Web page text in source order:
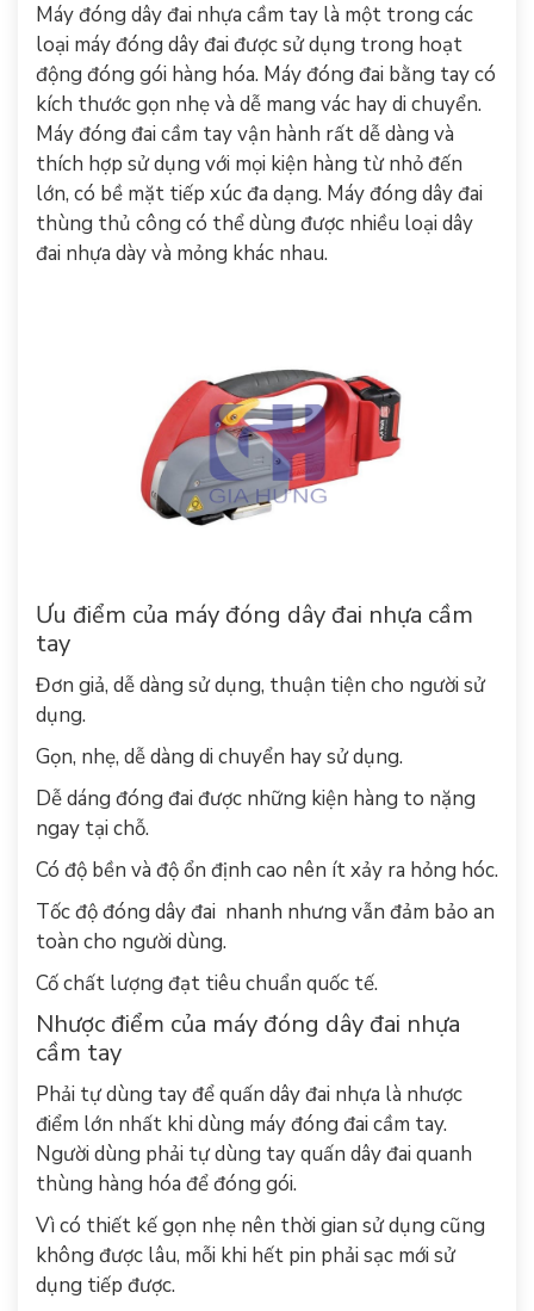
Máy đóng dây đai nhựa cầm tay là một trong các
loại máy đóng dây đai được sử dụng trong hoạt
động đóng gói hàng hóa. Máy đóng đai bằng tay có
kích thước gọn nhẹ và dễ mang vác hay di chuyển.
Máy đóng đai cầm tay vận hành rất dễ dàng và
thích hợp sử dụng với mọi kiện hàng từ nhỏ đến
lớn, có bề mặt tiếp xúc đa dạng. Máy đóng dây đai
thùng thủ công có thể dùng được nhiều loại dây
đai nhựa dày và mỏng khác nhau.
Ưu điểm của máy đóng dây đai nhựa cầm
tay
Đơn giả, dễ dàng sử dụng, thuận tiện cho người sử
dụng.
Gọn, nhẹ, dễ dàng di chuyển hay sử dụng.
Dễ dáng đóng đai được những kiện hàng to nặng
ngay tại chỗ.
Có độ bền và độ ổn định cao nên ít xảy ra hỏng hóc.
Tốc độ đóng dây đai nhanh nhưng vẫn đảm bảo an
toàn cho người dùng.
Cố chất lượng đạt tiêu chuẩn quốc tế.
Nhược điểm của máy đóng dây đai nhựa
cầm tay
Phải tự dùng tay để quấn dây đai nhựa là nhược
điểm lớn nhất khi dùng máy đóng đai cầm tay.
Người dùng phải tự dùng tay quấn dây đai quanh
thùng hàng hóa để đóng gói.
Vì có thiết kế gọn nhẹ nên thời gian sử dụng cũng
không được lâu, mỗi khi hết pin phải sạc mới sử
dụng tiếp được.